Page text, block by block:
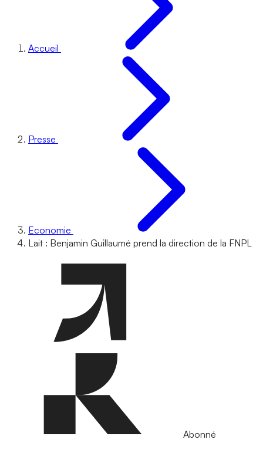
Accueil
Presse
Economie
Lait : Benjamin Guillaumé prend la direction de la FNPL
Abonné